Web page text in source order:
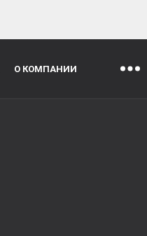
О КОМПАНИИ